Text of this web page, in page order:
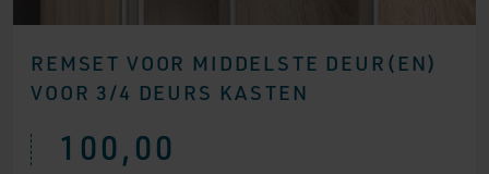
REMSET VOOR MIDDELSTE DEUR(EN)
VOOR 3/4 DEURS KASTEN
100,00